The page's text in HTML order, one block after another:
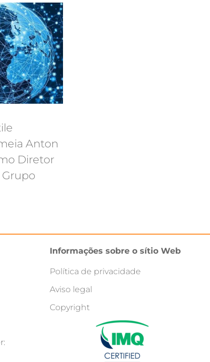
Anton
Diretor
Informações sobre o sítio Web
Política de privacidade
Aviso legal
Copyright